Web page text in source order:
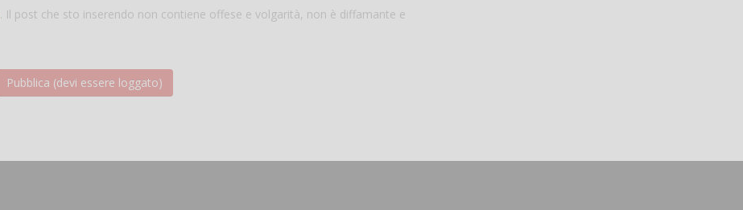
. Il post che sto inserendo non contiene offese e volgarità, non è diffamante e